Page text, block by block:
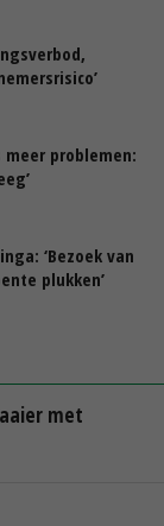
problemen:
‘Bezoek van
plukken’
met